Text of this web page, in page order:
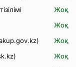
Жоқ
Жоқ
Жоқ
Жоқ